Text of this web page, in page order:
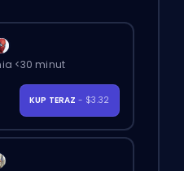
<30 minut
KUP TERAZ - $3.32